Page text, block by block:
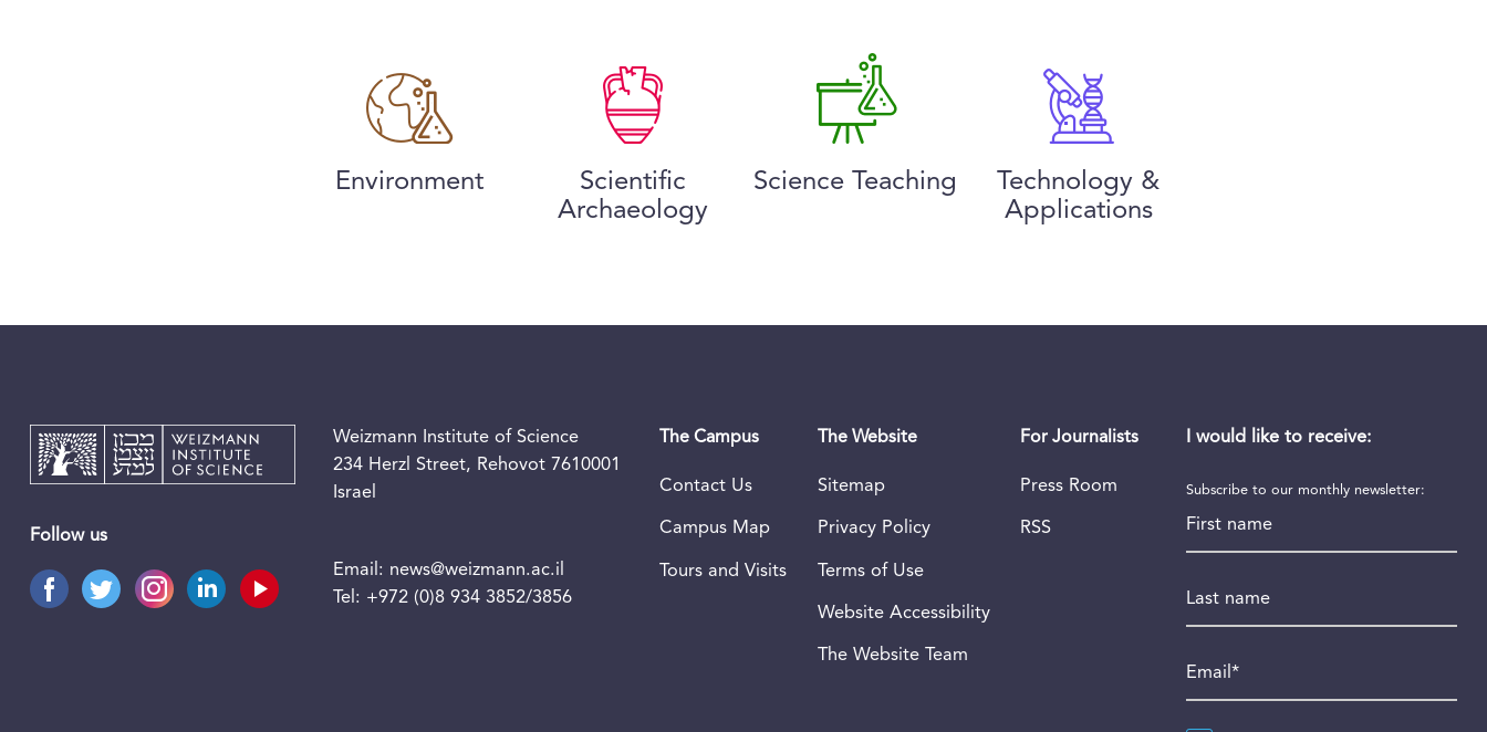
Environment
Scientific
Archaeology
Science Teaching
Technology &
Applications
Follow us
Weizmann Institute of Science
234 Herzl Street, Rehovot 7610001
Israel
Email: news@weizmann.ac.il
Tel: +972 (0)8 934 3852/3856
The Campus
Contact Us
Campus Map
Tours and Visits
The Website
Sitemap
Privacy Policy
Terms of Use
Website Accessibility
The Website Team
For Journalists
Press Room
RSS
I would like to receive:
Subscribe to our monthly newsletter: